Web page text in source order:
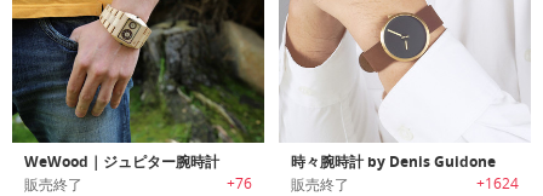
WeWood｜ジュピター腕時計
販売終了 +76
時々腕時計 by Denis Guidone
販売終了 +1624